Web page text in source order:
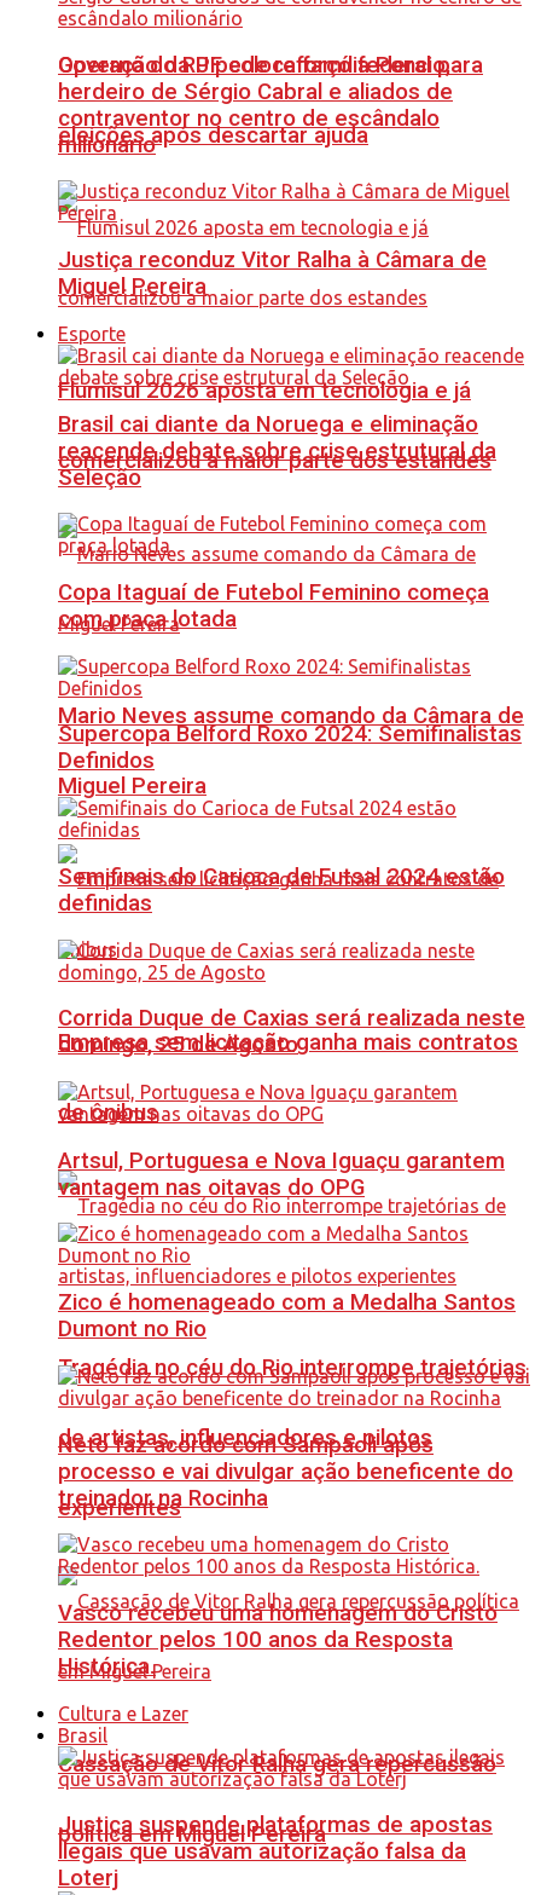
Governo do RJ pede reforço federal para
eleições após descartar ajuda
Flumisul 2026 aposta em tecnologia e já
comercializou a maior parte dos estandes
Mario Neves assume comando da Câmara de
Miguel Pereira
Empresa sem licitação ganha mais contratos
de ônibus
Tragédia no céu do Rio interrompe trajetórias
de artistas, influenciadores e pilotos
experientes
Cassação de Vitor Ralha gera repercussão
política em Miguel Pereira
Operação da PF coloca família Poncio,
herdeiro de Sérgio Cabral e aliados de
contraventor no centro de escândalo
milionário
Justiça reconduz Vitor Ralha à Câmara de
Miguel Pereira
Esporte
Brasil cai diante da Noruega e eliminação
reacende debate sobre crise estrutural da
Seleção
Copa Itaguaí de Futebol Feminino começa
com praça lotada
Supercopa Belford Roxo 2024: Semifinalistas
Definidos
Semifinais do Carioca de Futsal 2024 estão
definidas
Corrida Duque de Caxias será realizada neste
domingo, 25 de Agosto
Artsul, Portuguesa e Nova Iguaçu garantem
vantagem nas oitavas do OPG
Zico é homenageado com a Medalha Santos
Dumont no Rio
Neto faz acordo com Sampaoli após
processo e vai divulgar ação beneficente do
treinador na Rocinha
Vasco recebeu uma homenagem do Cristo
Redentor pelos 100 anos da Resposta
Histórica.
Cultura e Lazer
Brasil
Justiça suspende plataformas de apostas
ilegais que usavam autorização falsa da
Loterj